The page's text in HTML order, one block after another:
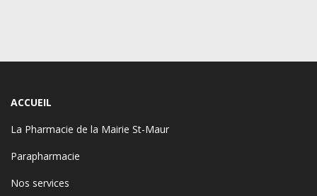
ACCUEIL
La Pharmacie de la Mairie St-Maur
Parapharmacie
Nos services